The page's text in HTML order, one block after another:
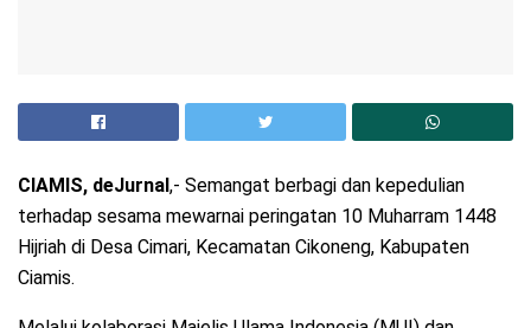
CIAMIS, deJurnal ,- Semangat berbagi dan kepedulian
terhadap sesama mewarnai peringatan 10 Muharram 1448
Hijriah di Desa Cimari, Kecamatan Cikoneng, Kabupaten
Ciamis.